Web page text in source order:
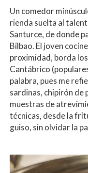
Un comedor
rienda suelta al
Santurce, de donde
Bilbao. El joven
proximidad, borda
Cantábrico
palabra, pues me
sardinas, chipirón de
muestras de
técnicas, desde la
guiso, sin olvidar la